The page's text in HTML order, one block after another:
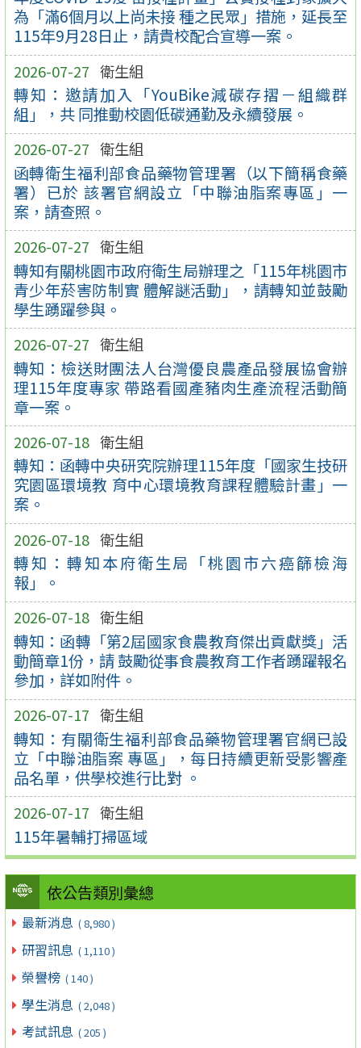
為「滿6個月以上尚未接 種之民眾」措施，延長至
115年9月28日止，請貴校配合宣導一案。
2026-07-27 衛生組
轉知：邀請加入「YouBike減碳存摺－組織群
組」，共 同推動校園低碳通勤及永續發展。
2026-07-27 衛生組
函轉衛生福利部食品藥物管理署（以下簡稱食藥
署）已於 該署官網設立「中聯油脂案專區」一
案，請查照。
2026-07-27 衛生組
轉知有關桃園市政府衛生局辦理之「115年桃園市
青少年菸害防制實 體解謎活動」，請轉知並鼓勵
學生踴躍參與。
2026-07-27 衛生組
轉知：檢送財團法人台灣優良農產品發展協會辦
理115年度專家 帶路看國產豬肉生產流程活動簡
章一案。
2026-07-18 衛生組
轉知：函轉中央研究院辦理115年度「國家生技研
究園區環境教 育中心環境教育課程體驗計畫」一
案。
2026-07-18 衛生組
轉知：轉知本府衛生局「桃園市六癌篩檢海
報」。
2026-07-18 衛生組
轉知：函轉「第2屆國家食農教育傑出貢獻獎」活
動簡章1份，請 鼓勵從事食農教育工作者踴躍報名
參加，詳如附件。
2026-07-17 衛生組
轉知：有關衛生福利部食品藥物管理署官網已設
立「中聯油脂案 專區」，每日持續更新受影響產
品名單，供學校進行比對 。
2026-07-17 衛生組
115年暑輔打掃區域
依公告類別彙總
最新消息 ( 8,980 )
研習訊息 ( 1,110 )
榮譽榜 ( 140 )
學生消息 ( 2,048 )
考試訊息 ( 205 )